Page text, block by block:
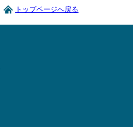
トップページへ戻る